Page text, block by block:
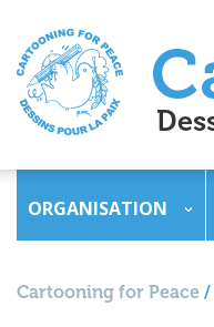
ORGANISATION
Cartooning for Peace /